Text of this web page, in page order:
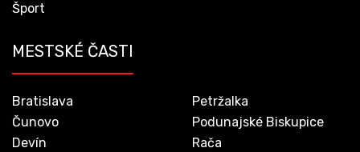
Šport
MESTSKÉ ČASTI
Bratislava
Čunovo
Devín
Petržalka
Podunajské Biskupice
Rača